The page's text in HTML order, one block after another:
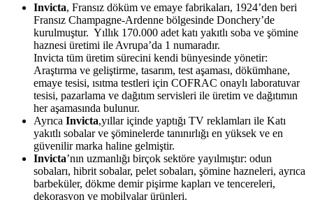
Invicta, Fransız döküm ve emaye fabrikaları, 1924’den beri
Fransız Champagne-Ardenne bölgesinde Donchery’de
kurulmuştur. Yıllık 170.000 adet katı yakıtlı soba ve şömine
haznesi üretimi ile Avrupa’da 1 numaradır.
Invicta tüm üretim sürecini kendi bünyesinde yönetir:
Araştırma ve geliştirme, tasarım, test aşaması, dökümhane,
emaye tesisi, ısıtma testleri için COFRAC onaylı laboratuvar
tesisi, pazarlama ve dağıtım servisleri ile üretim ve dağıtımın
her aşamasında bulunur.
Ayrıca Invicta,yıllar içinde yaptığı TV reklamları ile Katı
yakıtlı sobalar ve şöminelerde tanınırlığı en yüksek ve en
güvenilir marka haline gelmiştir.
Invicta’nın uzmanlığı birçok sektöre yayılmıştır: odun
sobaları, hibrit sobalar, pelet sobaları, şömine hazneleri, ayrıca
barbeküler, dökme demir pişirme kapları ve tencereleri,
dekorasyon ve mobilyalar ürünleri.